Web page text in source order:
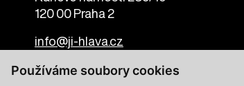
Používáme soubory cookies
120 00 Praha 2
info@ji-hlava.cz